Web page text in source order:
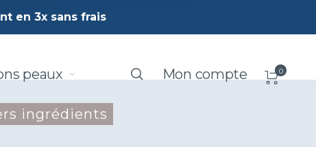
en 3x sans frais
peaux Mon compte 0
ingrédients